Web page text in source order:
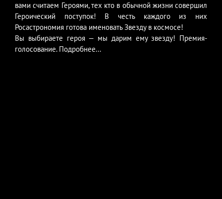
вами считаем Героями, тех кто в обычной жизни совершил
Героический поступок! В честь каждого из них
Росастрономия готова именовать Звезду в космосе!
Вы выбираете героя — мы дарим ему звезду! Премия-
голосование. Подробнее...